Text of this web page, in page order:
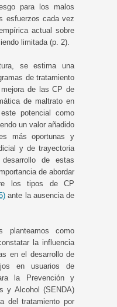
para los malos
esfuerzos cada vez
actual sobre
limitada (p. 2).
se estima una
de tratamiento
de las CP de
de maltrato en
potencial como
un valor añadido
más oportunas y
y de trayectoria
de estas
de abordar
los tipos de CP
ante la ausencia de
planteamos como
la influencia
en el desarrollo de
en usuarios de
la Prevención y
y Alcohol (SENDA)
del tratamiento por